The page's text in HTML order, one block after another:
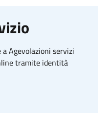
a Agevolazioni servizi
tramite identità